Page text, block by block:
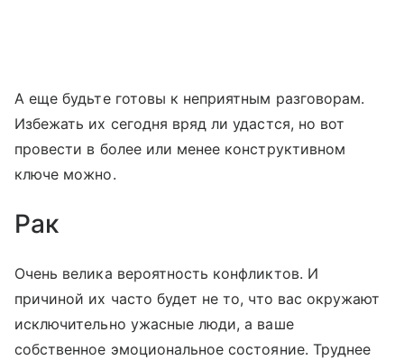
А еще будьте готовы к неприятным разговорам.
Избежать их сегодня вряд ли удастся, но вот
провести в более или менее конструктивном
ключе можно.
Рак
Очень велика вероятность конфликтов. И
причиной их часто будет не то, что вас окружают
исключительно ужасные люди, а ваше
собственное эмоциональное состояние. Труднее